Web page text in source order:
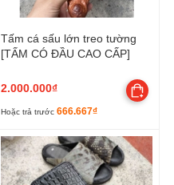
Tấm cá sấu lớn treo tường
[TẤM CÓ ĐẦU CAO CẤP]
2.000.000₫
Hoặc trả trước 666.667₫